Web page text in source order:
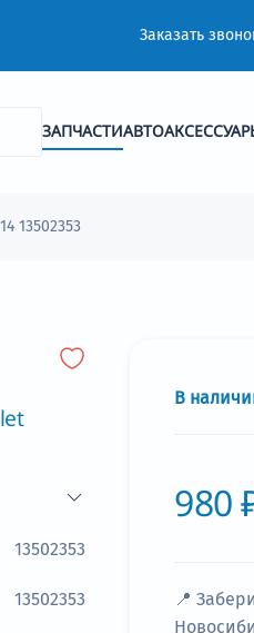
Заказать
ЗАПЧАСТИ
13502353
13502353
13502353
В
980
📍